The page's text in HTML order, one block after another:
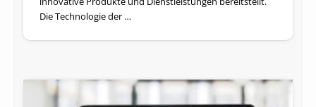
Die Technologie der …